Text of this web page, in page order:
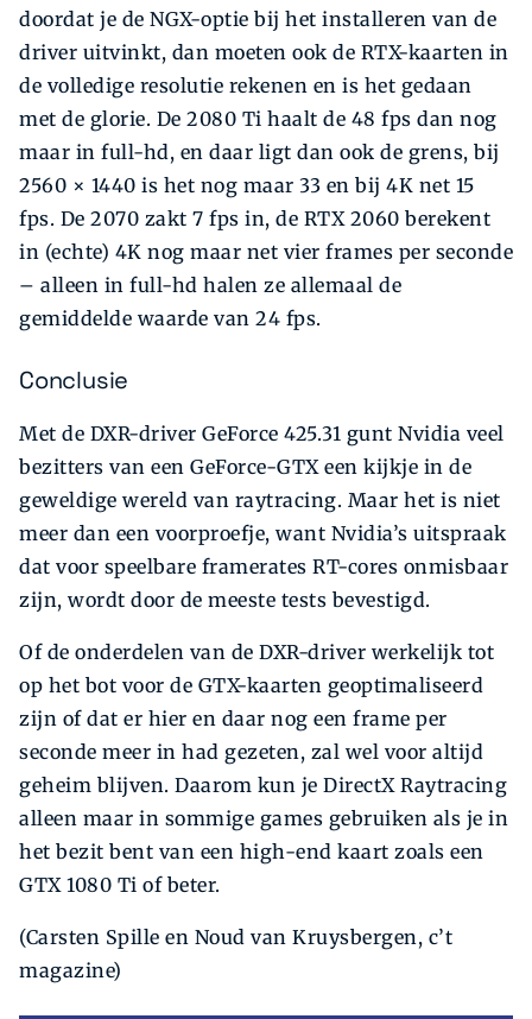
doordat je de NGX-optie bij het installeren van de
driver uitvinkt, dan moeten ook de RTX-kaarten in
de volle­dige resolutie rekenen en is het gedaan
met de glorie. De 2080 Ti haalt de 48 fps dan nog
maar in full-hd, en daar ligt dan ook de grens, bij
2560 × 1440 is het nog maar 33 en bij 4K net 15
fps. De 2070 zakt 7 fps in, de RTX 2060 ­berekent
in (echte) 4K nog maar net vier frames per ­seconde
– alleen in full-hd halen ze allemaal de
gemiddelde waarde van 24 fps.
Conclusie
Met de DXR-driver GeForce 425.31 gunt Nvidia veel
bezitters van een GeForce-GTX een kijkje in de
geweldige wereld van raytracing. Maar het is niet
meer dan een voorproefje, want Nvidia’s uitspraak
dat voor speelbare framerates RT-cores onmisbaar
zijn, wordt door de meeste tests bevestigd.
Of de onderdelen van de DXR-driver werkelijk tot
op het bot voor de GTX-kaarten geoptimaliseerd
zijn of dat er hier en daar nog een frame per
seconde meer in had gezeten, zal wel voor altijd
geheim blijven. Daarom kun je DirectX Raytracing
alleen maar in sommige games gebruiken als je in
het bezit bent van een high-end kaart zoals een
GTX 1080 Ti of beter.
(Carsten Spille en Noud van Kruysbergen, c’t
magazine)